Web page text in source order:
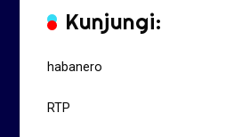
Kunjungi:
habanero
RTP